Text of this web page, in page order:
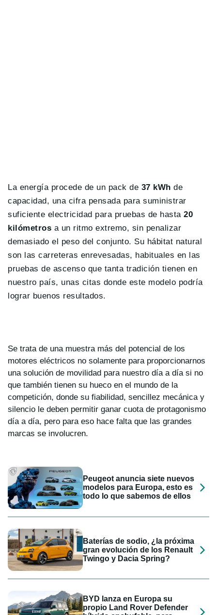
La energía procede de un pack de 37 kWh de
capacidad, una cifra pensada para suministrar
suficiente electricidad para pruebas de hasta20
kilómetros a un ritmo extremo, sin penalizar
demasiado el peso del conjunto. Su hábitat natural
son las carreteras enrevesadas, habituales en las
pruebas de ascenso que tanta tradición tienen en
nuestro país, unas citas donde este modelo podría
lograr buenos resultados.
Se trata de una muestra más del potencial de los
motores eléctricos no solamente para proporcionarnos
una solución de movilidad para nuestro día a día si no
que también tienen su hueco en el mundo de la
competición, donde su fiabilidad, sencillez mecánica y
silencio le deben permitir ganar cuota de protagonismo
día a día, pero para eso hace falta que las grandes
marcas se involucren.
Peugeot anuncia siete nuevos
modelos para Europa, esto es
todo lo que sabemos de ellos
Baterías de sodio, ¿la próxima
gran evolución de los Renault
Twingo y Dacia Spring?
BYD lanza en Europa su
propio Land Rover Defender